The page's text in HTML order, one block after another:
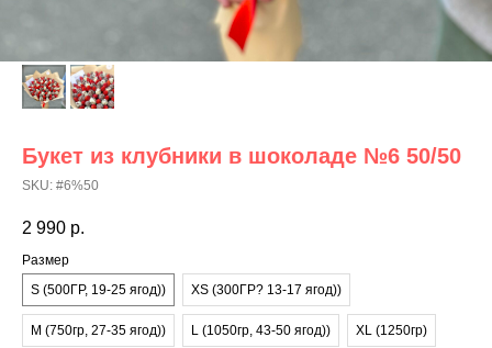
Букет из клубники в шоколаде №6 50/50
SKU: #6%50
2 990 р.
Размер
S (500ГР, 19-25 ягод))
XS (300ГР? 13-17 ягод))
M (750гр, 27-35 ягод)) L (1050гр, 43-50 ягод)) XL (1250гр)